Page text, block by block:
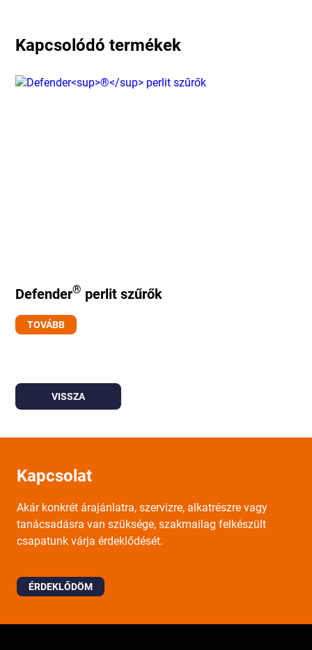
Kapcsolódó termékek
Defender® perlit szűrők
TOVÁBB
VISSZA
Kapcsolat
Akár konkrét árajánlatra, szervizre, alkatrészre vagy
tanácsadásra van szüksége, szakmailag felkészült
csapatunk várja érdeklődését.
ÉRDEKLŐDÖM